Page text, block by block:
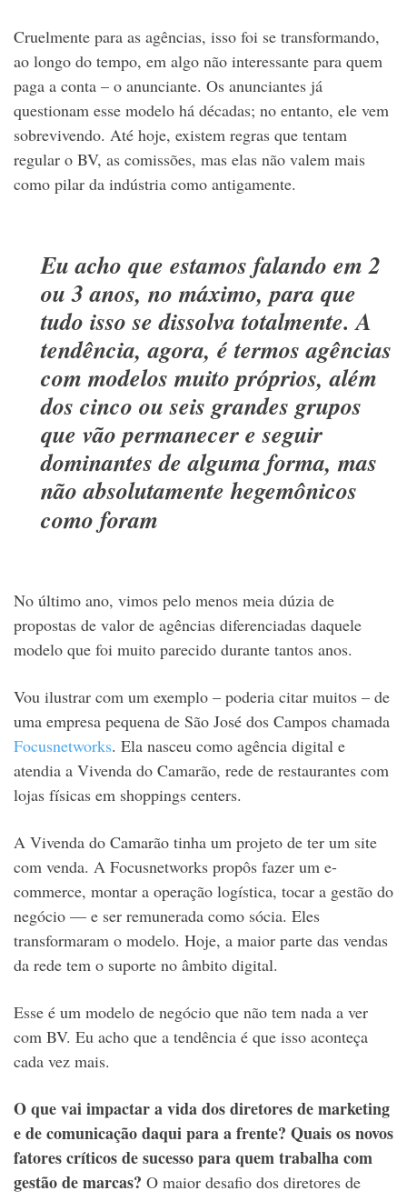
Cruelmente para as agências, isso foi se transformando,
ao longo do tempo, em algo não interessante para quem
paga a conta – o anunciante. Os anunciantes já
questionam esse modelo há décadas; no entanto, ele vem
sobrevivendo. Até hoje, existem regras que tentam
regular o BV, as comissões, mas elas não valem mais
como pilar da indústria como antigamente.
Eu acho que estamos falando em 2
ou 3 anos, no máximo, para que
tudo isso se dissolva totalmente. A
tendência, agora, é termos agências
com modelos muito próprios, além
dos cinco ou seis grandes grupos
que vão permanecer e seguir
dominantes de alguma forma, mas
não absolutamente hegemônicos
como foram
No último ano, vimos pelo menos meia dúzia de
propostas de valor de agências diferenciadas daquele
modelo que foi muito parecido durante tantos anos.
Vou ilustrar com um exemplo – poderia citar muitos – de
uma empresa pequena de São José dos Campos chamada
Focusnetworks. Ela nasceu como agência digital e
atendia a Vivenda do Camarão, rede de restaurantes com
lojas físicas em shoppings centers.
A Vivenda do Camarão tinha um projeto de ter um site
com venda. A Focusnetworks propôs fazer um e-
commerce, montar a operação logística, tocar a gestão do
negócio — e ser remunerada como sócia. Eles
transformaram o modelo. Hoje, a maior parte das vendas
da rede tem o suporte no âmbito digital.
Esse é um modelo de negócio que não tem nada a ver
com BV. Eu acho que a tendência é que isso aconteça
cada vez mais.
O que vai impactar a vida dos diretores de marketing
e de comunicação daqui para a frente? Quais os novos
fatores críticos de sucesso paraquem trabalha com
gestão de marcas? O maior desafio dos diretores de